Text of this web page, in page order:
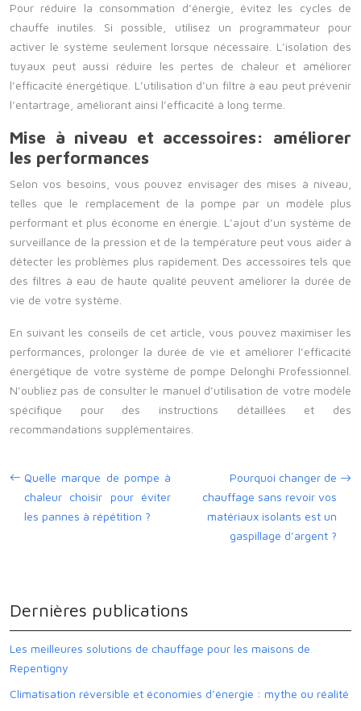
Pour réduire la consommation d’énergie, évitez les cycles de
chauffe inutiles. Si possible, utilisez un programmateur pour
activer le système seulement lorsque nécessaire. L’isolation des
tuyaux peut aussi réduire les pertes de chaleur et améliorer
l’efficacité énergétique. L’utilisation d’un filtre à eau peut prévenir
l’entartrage, améliorant ainsi l’efficacité à long terme.
Mise à niveau et accessoires: améliorer
les performances
Selon vos besoins, vous pouvez envisager des mises à niveau,
telles que le remplacement de la pompe par un modèle plus
performant et plus économe en énergie. L’ajout d’un système de
surveillance de la pression et de la température peut vous aider à
détecter les problèmes plus rapidement. Des accessoires tels que
des filtres à eau de haute qualité peuvent améliorer la durée de
vie de votre système.
En suivant les conseils de cet article, vous pouvez maximiser les
performances, prolonger la durée de vie et améliorer l’efficacité
énergétique de votre système de pompe Delonghi Professionnel.
N’oubliez pas de consulter le manuel d’utilisation de votre modèle
spécifique pour des instructions détaillées et des
recommandations supplémentaires.
Quelle marque de pompe à
chaleur choisir pour éviter
les pannes à répétition ?
Pourquoi changer de
chauffage sans revoir vos
matériaux isolants est un
gaspillage d’argent ?
Dernières publications
Les meilleures solutions de chauffage pour les maisons de
Repentigny
Climatisation réversible et économies d’énergie : mythe ou réalité